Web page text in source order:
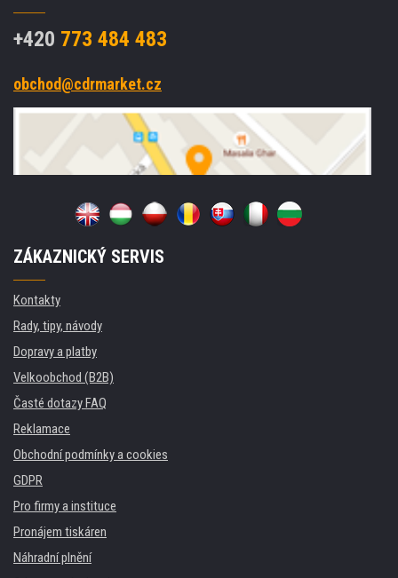
+420 773 484 483
obchod@cdrmarket.cz
ZÁKAZNICKÝ SERVIS
Kontakty
Rady, tipy, návody
Dopravy a platby
Velkoobchod (B2B)
Časté dotazy FAQ
Reklamace
Obchodní podmínky a cookies
GDPR
Pro firmy a instituce
Pronájem tiskáren
Náhradní plnění